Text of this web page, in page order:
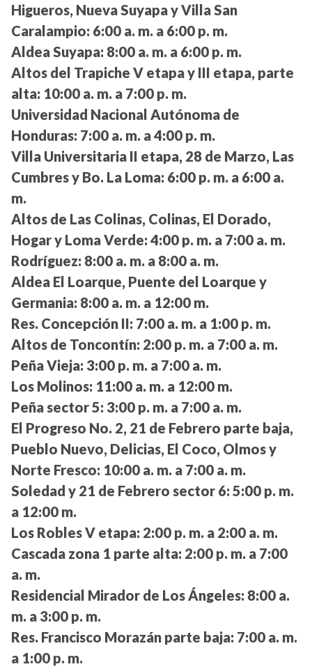
Higueros, Nueva Suyapa y Villa San
Caralampio: 6:00 a. m. a 6:00 p. m.
Aldea Suyapa: 8:00 a. m. a 6:00 p. m.
Altos del Trapiche V etapa y III etapa, parte
alta: 10:00 a. m. a 7:00 p. m.
Universidad Nacional Autónoma de
Honduras: 7:00 a. m. a 4:00 p. m.
Villa Universitaria II etapa, 28 de Marzo, Las
Cumbres y Bo. La Loma: 6:00 p. m. a 6:00 a.
m.
Altos de Las Colinas, Colinas, El Dorado,
Hogar y Loma Verde: 4:00 p. m. a 7:00 a. m.
Rodríguez: 8:00 a. m. a 8:00 a. m.
Aldea El Loarque, Puente del Loarque y
Germania: 8:00 a. m. a 12:00 m.
Res. Concepción II: 7:00 a. m. a 1:00 p. m.
Altos de Toncontín: 2:00 p. m. a 7:00 a. m.
Peña Vieja: 3:00 p. m. a 7:00 a. m.
Los Molinos: 11:00 a. m. a 12:00 m.
Peña sector 5: 3:00 p. m. a 7:00 a. m.
El Progreso No. 2, 21 de Febrero parte baja,
Pueblo Nuevo, Delicias, El Coco, Olmos y
Norte Fresco: 10:00 a. m. a 7:00 a. m.
Soledad y 21 de Febrero sector 6: 5:00 p. m.
a 12:00 m.
Los Robles V etapa: 2:00 p. m. a 2:00 a. m.
Cascada zona 1 parte alta: 2:00 p. m. a 7:00
a. m.
Residencial Mirador de Los Ángeles: 8:00 a.
m. a 3:00 p. m.
Res. Francisco Morazán parte baja: 7:00 a. m.
a 1:00 p. m.